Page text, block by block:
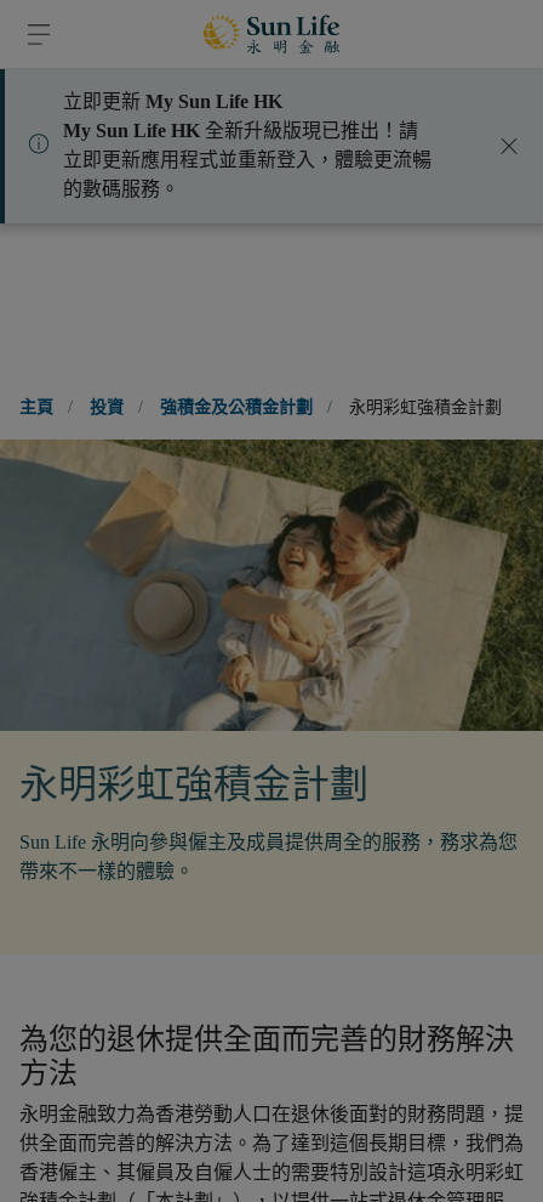
立即更新 My Sun Life HK
My Sun Life HK 全新升級版現已推出！請
立即更新應用程式並重新登入，體驗更流暢
的數碼服務。
主頁 / 投資 / 強積金及公積金計劃 / 永明彩虹強積金計劃
永明彩虹強積金計劃
Sun Life 永明向參與僱主及成員提供周全的服務，務求為您
帶來不一樣的體驗。
請選擇標題
約見理財顧問
為您的退休提供全面而完善的財務解決
方法
永明金融致力為香港勞動人口在退休後面對的財務問題，提
供全面而完善的解決方法。為了達到這個長期目標，我們為
香港僱主、其僱員及自僱人士的需要特別設計這項永明彩虹